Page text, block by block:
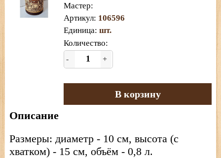
Мастер:
Артикул: 106596
Единица: шт.
Количество:
- +
В корзину
Описание
Размеры: диаметр - 10 см, высота (с
хватком) - 15 см, объём - 0,8 л.